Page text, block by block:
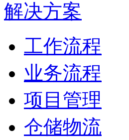
解决方案
工作流程
业务流程
项目管理
仓储物流